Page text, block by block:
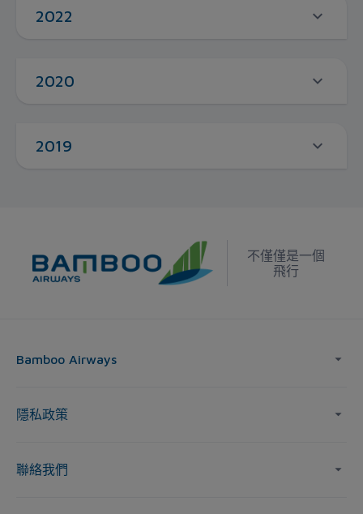
2022
2020
2019
不僅僅是一個
飛行
Bamboo Airways
隱私政策
聯絡我們